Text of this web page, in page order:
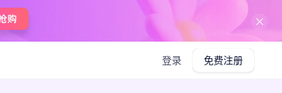
登录 免费注册